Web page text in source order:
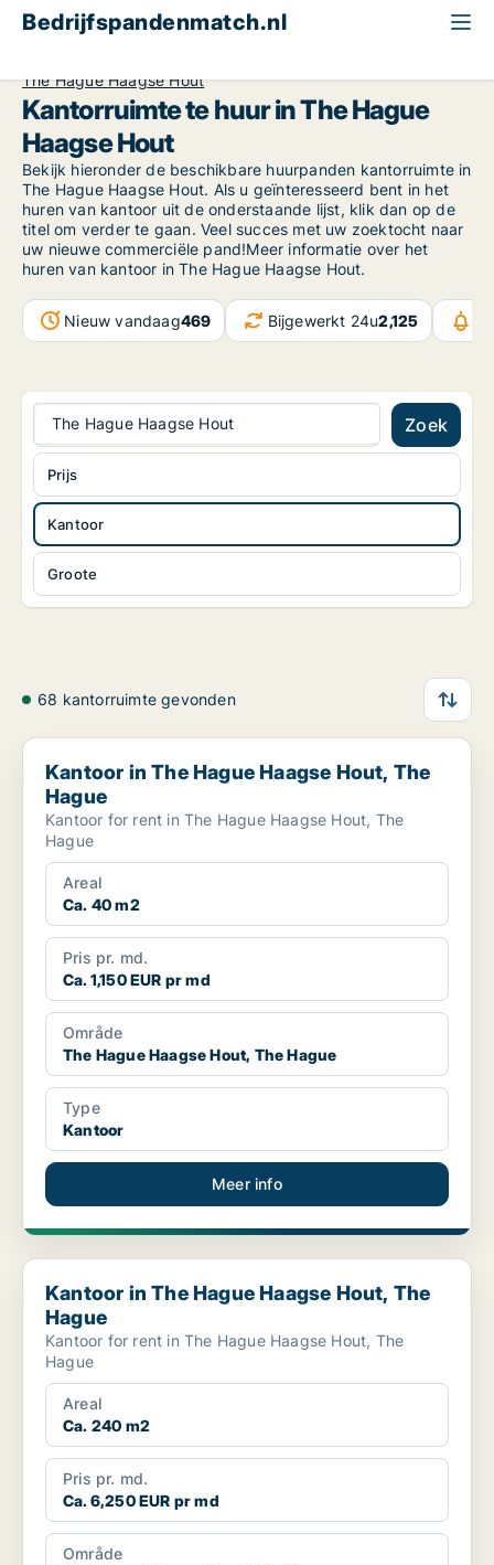
Bedrijfspandenmatch.nl
The Hague Haagse Hout
Kantorruimte te huur in The Hague
Haagse Hout
Bekijk hieronder de beschikbare huurpanden kantorruimte in
The Hague Haagse Hout. Als u geïnteresseerd bent in het
huren van kantoor uit de onderstaande lijst, klik dan op de
titel om verder te gaan. Veel succes met uw zoektocht naar
uw nieuwe commerciële pand!Meer informatie over het
huren van kantoor in The Hague Haagse Hout.
Nieuw vandaag469 Bijgewerkt 24u2,125
The Hague Haagse Hout Zoek
Kantoor
Groote
Prijs
68 kantorruimte gevonden
Kantoor in The Hague Haagse Hout, The Hague
Kantoor in The Hague Haagse Hout, The
Hague
Kantoor for rent in The Hague Haagse Hout, The
Hague
Areal
Ca. 40 m2
Pris pr. md.
Ca. 1,150 EUR pr md
Område
The Hague Haagse Hout, The Hague
Type
Kantoor
Meer info
Kantoor in The Hague Haagse Hout, The Hague
Kantoor in The Hague Haagse Hout, The
Hague
Kantoor for rent in The Hague Haagse Hout, The
Hague
Areal
Ca. 240 m2
Pris pr. md.
Ca. 6,250 EUR pr md
Område